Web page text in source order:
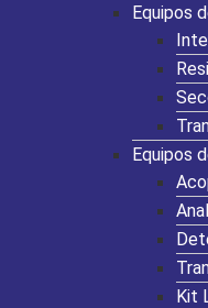
Equipos
Equipos
Kit